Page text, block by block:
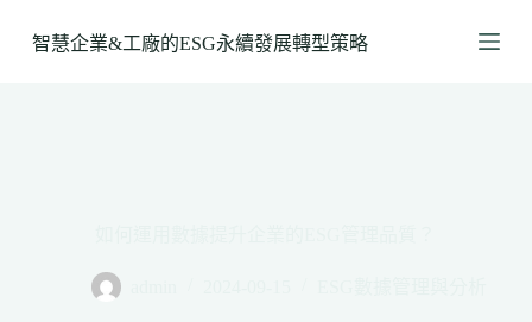
至
智慧企業&工廠的ESG永續發展轉型策略